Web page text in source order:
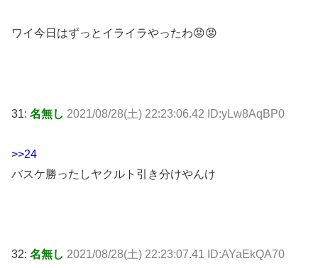
ワイ今日はずっとイライラやったわ😡😡
31: 名無し 2021/08/28(土) 22:23:06.42 ID:yLw8AqBP0
>>24
バスケ勝ったしヤクルト引き分けやんけ
32: 名無し 2021/08/28(土) 22:23:07.41 ID:AYaEkQA70